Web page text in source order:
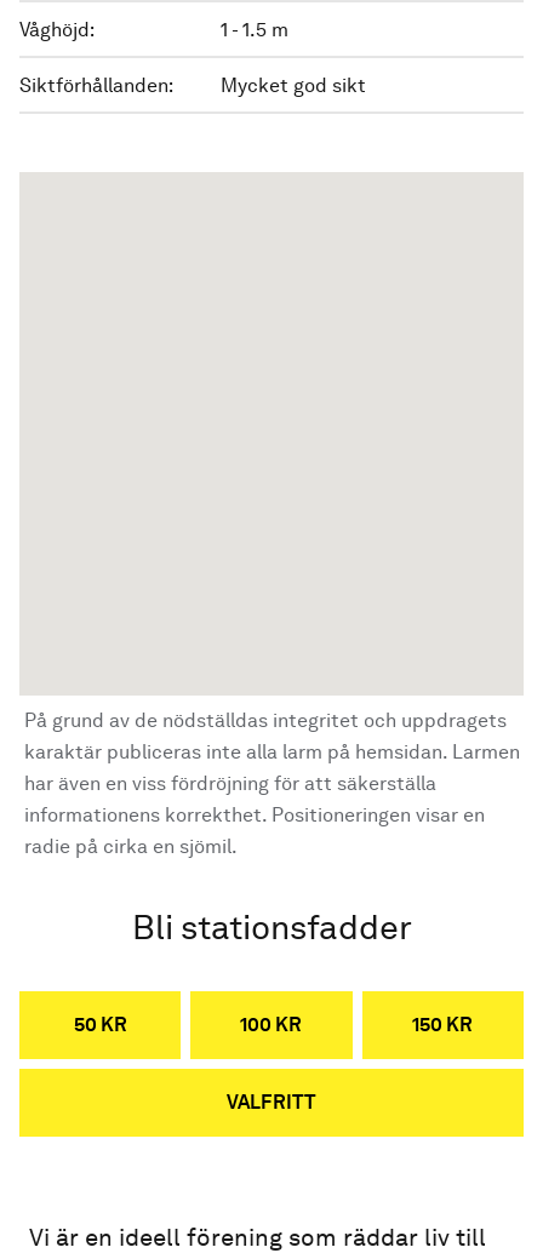
Våghöjd: 1 - 1.5 m
Siktförhållanden: Mycket god sikt
På grund av de nödställdas integritet och uppdragets
karaktär publiceras inte alla larm på hemsidan. Larmen
har även en viss fördröjning för att säkerställa
informationens korrekthet. Positioneringen visar en
radie på cirka en sjömil.
Bli stationsfadder
50 KR 100 KR 150 KR
VALFRITT
Vi är en ideell förening som räddar liv till